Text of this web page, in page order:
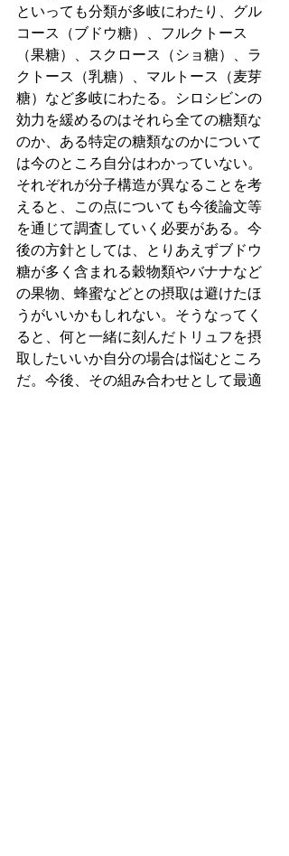
といっても分類が多岐にわたり、グル
コース（ブドウ糖）、フルクトース
（果糖）、スクロース（ショ糖）、ラ
クトース（乳糖）、マルトース（麦芽
糖）など多岐にわたる。シロシビンの
効力を緩めるのはそれら全ての糖類な
のか、ある特定の糖類なのかについて
は今のところ自分はわかっていない。
それぞれが分子構造が異なることを考
えると、この点についても今後論文等
を通じて調査していく必要がある。今
後の方針としては、とりあえずブドウ
糖が多く含まれる穀物類やバナナなど
の果物、蜂蜜などとの摂取は避けたほ
うがいいかもしれない。そうなってく
ると、何と一緒に刻んだトリュフを摂
取したいいか自分の場合は悩むところ
だ。今後、その組み合わせとして最適